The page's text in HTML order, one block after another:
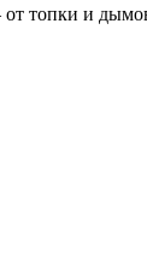
от топки и